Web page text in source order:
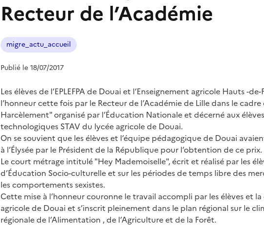
Recteur de l’Académie
migre_actu_accueil
Publié le 18/07/2017
Les élèves de l’EPLEFPA de Douai et l’Enseignement agricole Hauts -
l’honneur cette fois par le Recteur de l’Académie de Lille dans le
Harcèlement" organisé par l’Éducation Nationale et décerné aux
technologiques STAV du lycée agricole de Douai.
On se souvient que les élèves et l’équipe pédagogique de Douai
à l’Élysée par le Président de la République pour l’obtention de ce prix.
Le court métrage intitulé "Hey Mademoiselle", écrit et réalisé par les
d’Éducation Socio-culturelle et sur les périodes de temps libre des
les comportements sexistes.
Cette mise à l’honneur couronne le travail accompli par les élèves et
agricole de Douai et s’inscrit pleinement dans le plan régional sur le
régionale de l’Alimentation , de l’Agriculture et de la Forêt.